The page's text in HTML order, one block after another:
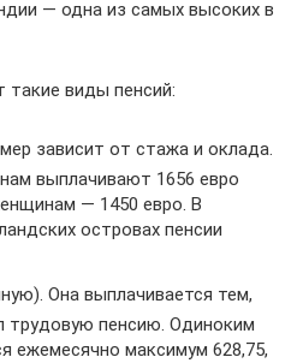
— одна из самых высоких в
виды пенсий:
зависит от стажа и оклада.
выплачивают 1656 евро
— 1450 евро. В
островах пенсии
Она выплачивается тем,
трудовую пенсию. Одиноким
ежемесячно максимум 628,75,